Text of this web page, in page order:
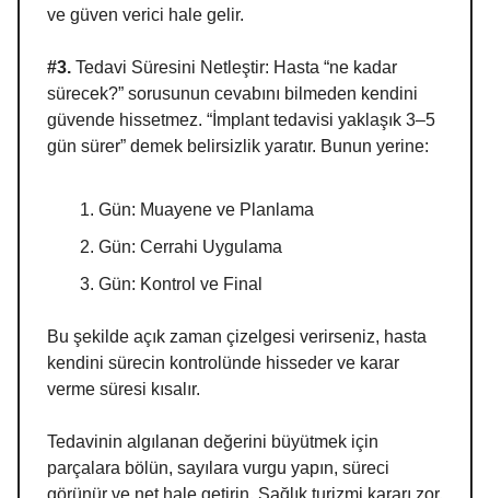
ve güven verici hale gelir.
#3. Tedavi Süresini Netleştir: Hasta “ne kadar
sürecek?” sorusunun cevabını bilmeden kendini
güvende hissetmez. “İmplant tedavisi yaklaşık 3–5
gün sürer” demek belirsizlik yaratır. Bunun yerine:
Gün: Muayene ve Planlama
Gün: Cerrahi Uygulama
Gün: Kontrol ve Final
Bu şekilde açık zaman çizelgesi verirseniz, hasta
kendini sürecin kontrolünde hisseder ve karar
verme süresi kısalır.
Tedavinin algılanan değerini büyütmek için
parçalara bölün, sayılara vurgu yapın, süreci